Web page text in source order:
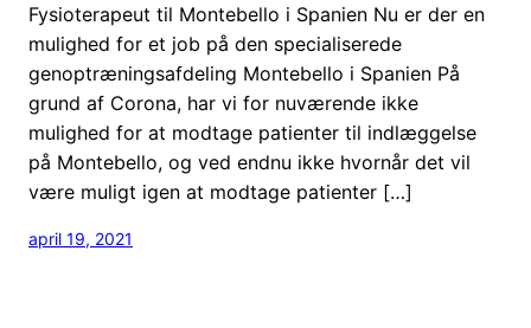
Fysioterapeut til Montebello i Spanien Nu er der en
mulighed for et job på den specialiserede
genoptræningsafdeling Montebello i Spanien På
grund af Corona, har vi for nuværende ikke
mulighed for at modtage patienter til indlæggelse
på Montebello, og ved endnu ikke hvornår det vil
være muligt igen at modtage patienter […]
april 19, 2021